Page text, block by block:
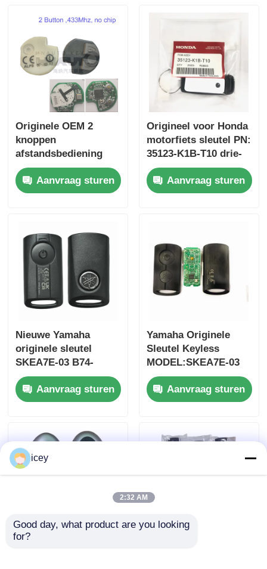
Originele OEM 2
knoppen
afstandsbediening
433.87mhz FSK voor
Su-zuki Jim-ny 2005-
2017 Zonder chip
groothandel MOQ
50pcs
Aanvraag sturen
Origineel voor Honda
motorfiets sleutel PN:
35123-K1B-T10 drie-
knop FSK433.92MHz
ID47chip
afstandsbediening
Aanvraag sturen
Nieuwe Yamaha
originele sleutel
SKEA7E-03 B74-
H6261-02 662F-
SKEA7D03
Aanvraag sturen
Yamaha Originele
Sleutel Keyless
MODEL:SKEA7E-03
Voor Yamaha Smart
Remote Key B74-
H6261-02/662F-
Aanvraag sturen
icey
2:32 AM
Good day, what product are you looking
for?